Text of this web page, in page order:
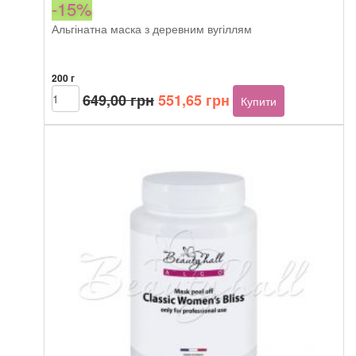
-15%
Альгінатна маска з деревним вугіллям
200 г
649,00грн Оригінальна
ціна:
551,65 грнПоточна
ціна:
Beautyhall
ALGO
peel
Купити